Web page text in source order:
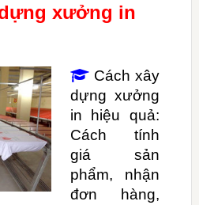
xưởng in
 Cách xây
dựng xưởng
in hiệu quả:
Cách tính
giá sản
phẩm, nhận
đơn hàng,